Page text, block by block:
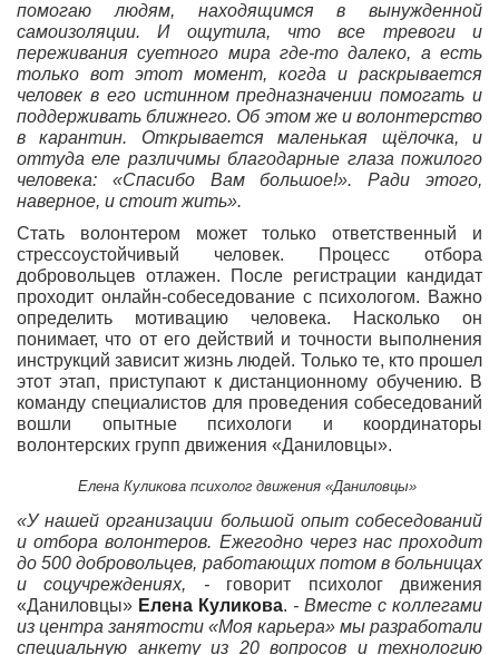
помогаю людям, находящимся в вынужденной
самоизоляции. И ощутила, что все тревоги и
переживания суетного мира где-то далеко, а есть
только вот этот момент, когда и раскрывается
человек в его истинном предназначении помогать и
поддерживать ближнего. Об этом же и волонтерство
в карантин. Открывается маленькая щёлочка, и
оттуда еле различимы благодарные глаза пожилого
человека: «Спасибо Вам большое!». Ради этого,
наверное, и стоит жить».
Стать волонтером может только ответственный и
стрессоустойчивый человек. Процесс отбора
добровольцев отлажен. После регистрации кандидат
проходит онлайн-собеседование с психологом. Важно
определить мотивацию человека. Насколько он
понимает, что от его действий и точности выполнения
инструкций зависит жизнь людей. Только те, кто прошел
этот этап, приступают к дистанционному обучению. В
команду специалистов для проведения собеседований
вошли опытные психологи и координаторы
волонтерских групп движения «Даниловцы».
Елена Куликова психолог движения «Даниловцы»
«У нашей организации большой опыт собеседований
и отбора волонтеров. Ежегодно через нас проходит
до 500 добровольцев, работающих потом в больницах
и соцучреждениях, - говорит психолог движения
«Даниловцы» Елена Куликова. - Вместе с коллегами
из центра занятости «Моя карьера» мы разработали
специальную анкету из 20 вопросов и технологию